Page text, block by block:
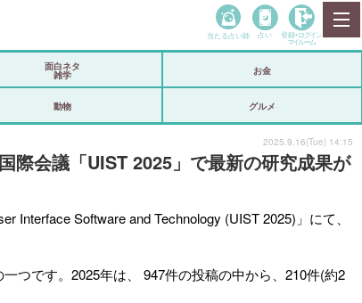
当たる占い師 占い 登録• ログイン
マイルーム
面白ネタ
雑学
お金
動物 グルメ
際会議「UIST 2025」で最新の研究成果が
2025.9.16(Tue) 14:15
Interface Software and Technology (UIST 2025) 」にて、
つです。2025年は、 947件の投稿の中から、210件(約2